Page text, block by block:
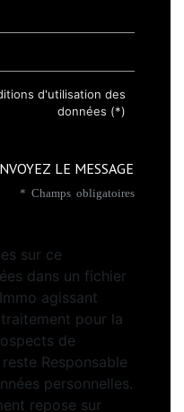
d'utilisation des
données (*)
LE MESSAGE
* Champs obligatoires
sur ce
dans un fichier
agissant
pour la
de
Responsable
personnelles.
repose sur